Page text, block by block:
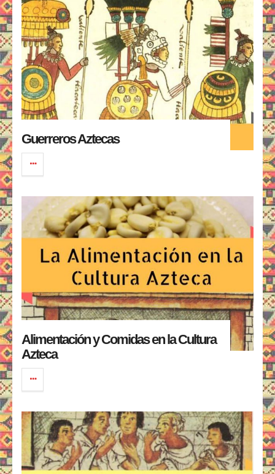
Guerreros Aztecas
Alimentación y Comidas en la Cultura
Azteca